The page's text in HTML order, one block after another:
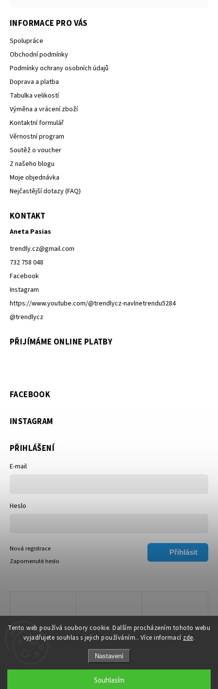
Tento web používá soubory cookie. Dalším procházením tohoto webu
vyjadřujete souhlas s jejich používáním.. Více informací zde.
Nastavení
Souhlasím
INFORMACE PRO VÁS
Spolupráce
Obchodní podmínky
Podmínky ochrany osobních údajů
Doprava a platba
Tabulka velikostí
Výměna a vrácení zboží
Kontaktní formulář
Věrnostní program
Soutěž o voucher
Z našeho blogu
Moje objednávka
Nejčastější dotazy (FAQ)
KONTAKT
Aneta Pasias
trendly.cz@gmail.com
732 758 048
Facebook
Instagram
https://www.youtube.com/@trendlycz-navlnetrendu5284
@trendlycz
PŘIJÍMÁME ONLINE PLATBY
FACEBOOK
INSTAGRAM
PŘIHLÁŠENÍ
E-mail
Heslo
Přihlásit
Nová registrace
Zapomenuté heslo